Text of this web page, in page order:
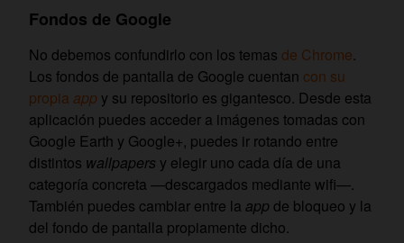
Fondos de Google
No debemos confundirlo con los temas de Chrome.
Los fondos de pantalla de Google cuentan con su
propia app y su repositorio es gigantesco. Desde esta
aplicación puedes acceder a imágenes tomadas con
Google Earth y Google+, puedes ir rotando entre
distintos wallpapers y elegir uno cada día de una
categoría concreta —descargados mediante wifi—.
También puedes cambiar entre la app de bloqueo y la
del fondo de pantalla propiamente dicho.